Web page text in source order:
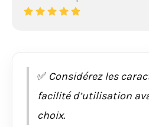
✅ Considérez les
facilité d’utilisation
choix.